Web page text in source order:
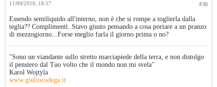
#36
11/09/2010, 18:57
Essendo semiliquido all'interno, non è che si rompe a toglierla dalla
teglia?? Complimenti..Stavo giusto pensando a cosa portare a un pranzo
di mezzogiorno...Forse meglio farla il giorno prima o no?
"Sono un viandante sullo stretto marciapiede della terra, e non distolgo
il pensiero dal Tuo volto che il mondo non mi svela"
Karol Wojtyla
www.giuliocodega.it